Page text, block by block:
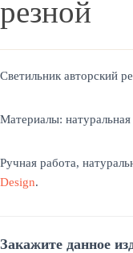
резной
Светильник авторский
Материалы: натуральная
Ручная работа,
Design.
Закажите данное